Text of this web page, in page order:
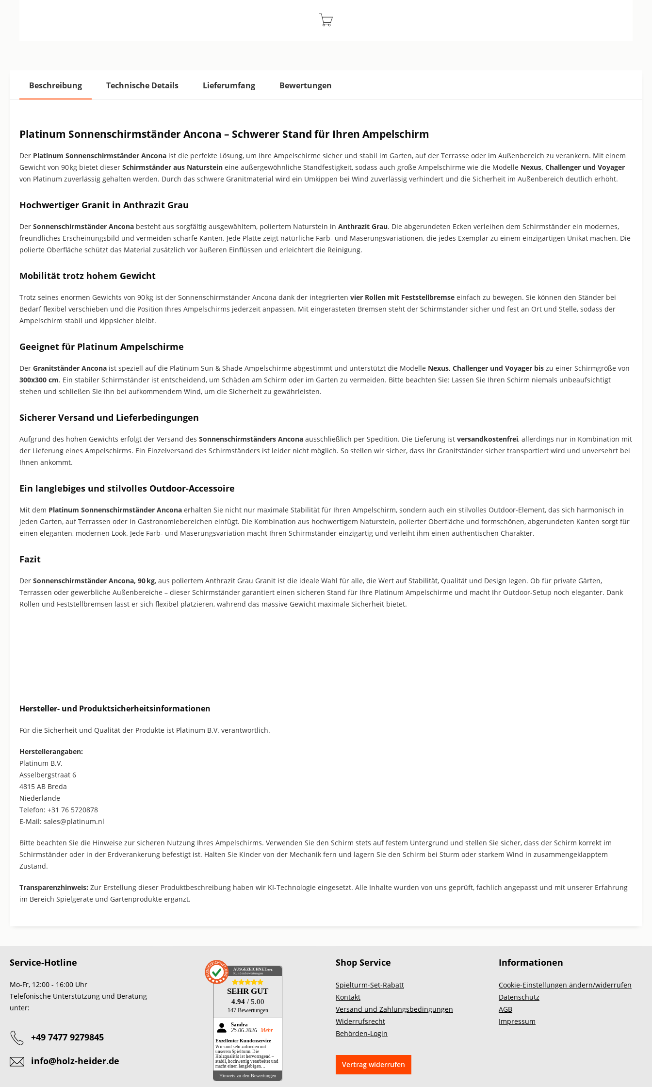
Beschreibung Technische Details Lieferumfang Bewertungen
Platinum Sonnenschirmständer Ancona – Schwerer Stand für Ihren Ampelschirm
Der Platinum Sonnenschirmständer Ancona ist die perfekte Lösung, um Ihre Ampelschirme sicher und stabil im Garten, auf der Terrasse oder im Außenbereich zu verankern. Mit einem
Gewicht von 90 kg bietet dieser Schirmständer aus Naturstein eine außergewöhnliche Standfestigkeit, sodass auch große Ampelschirme wie die Modelle Nexus, Challenger und Voyager
von Platinum zuverlässig gehalten werden. Durch das schwere Granitmaterial wird ein Umkippen bei Wind zuverlässig verhindert und die Sicherheit im Außenbereich deutlich erhöht.
Hochwertiger Granit in Anthrazit Grau
Der Sonnenschirmständer Ancona besteht aus sorgfältig ausgewähltem, poliertem Naturstein in Anthrazit Grau. Die abgerundeten Ecken verleihen dem Schirmständer ein modernes,
freundliches Erscheinungsbild und vermeiden scharfe Kanten. Jede Platte zeigt natürliche Farb- und Maserungsvariationen, die jedes Exemplar zu einem einzigartigen Unikat machen. Die
polierte Oberfläche schützt das Material zusätzlich vor äußeren Einflüssen und erleichtert die Reinigung.
Mobilität trotz hohem Gewicht
Trotz seines enormen Gewichts von 90 kg ist der Sonnenschirmständer Ancona dank der integrierten vier Rollen mit Feststellbremse einfach zu bewegen. Sie können den Ständer bei
Bedarf flexibel verschieben und die Position Ihres Ampelschirms jederzeit anpassen. Mit eingerasteten Bremsen steht der Schirmständer sicher und fest an Ort und Stelle, sodass der
Ampelschirm stabil und kippsicher bleibt.
Geeignet für Platinum Ampelschirme
Der Granitständer Ancona ist speziell auf die Platinum Sun & Shade Ampelschirme abgestimmt und unterstützt die Modelle Nexus, Challenger und Voyager bis zu einer Schirmgröße von
300x300 cm. Ein stabiler Schirmständer ist entscheidend, um Schäden am Schirm oder im Garten zu vermeiden. Bitte beachten Sie: Lassen Sie Ihren Schirm niemals unbeaufsichtigt
stehen und schließen Sie ihn bei aufkommendem Wind, um die Sicherheit zu gewährleisten.
Sicherer Versand und Lieferbedingungen
Aufgrund des hohen Gewichts erfolgt der Versand des Sonnenschirmständers Ancona ausschließlich per Spedition. Die Lieferung ist versandkostenfrei, allerdings nur in Kombination mit
der Lieferung eines Ampelschirms. Ein Einzelversand des Schirmständers ist leider nicht möglich. So stellen wir sicher, dass Ihr Granitständer sicher transportiert wird und unversehrt bei
Ihnen ankommt.
Ein langlebiges und stilvolles Outdoor-Accessoire
Mit dem Platinum Sonnenschirmständer Ancona erhalten Sie nicht nur maximale Stabilität für Ihren Ampelschirm, sondern auch ein stilvolles Outdoor-Element, das sich harmonisch in
jeden Garten, auf Terrassen oder in Gastronomiebereichen einfügt. Die Kombination aus hochwertigem Naturstein, polierter Oberfläche und formschönen, abgerundeten Kanten sorgt für
einen eleganten, modernen Look. Jede Farb- und Maserungsvariation macht Ihren Schirmständer einzigartig und verleiht ihm einen authentischen Charakter.
Fazit
Der Sonnenschirmständer Ancona, 90 kg, aus poliertem Anthrazit Grau Granit ist die ideale Wahl für alle, die Wert auf Stabilität, Qualität und Design legen. Ob für private Gärten,
Terrassen oder gewerbliche Außenbereiche – dieser Schirmständer garantiert einen sicheren Stand für Ihre Platinum Ampelschirme und macht Ihr Outdoor-Setup noch eleganter. Dank
Rollen und Feststellbremsen lässt er sich flexibel platzieren, während das massive Gewicht maximale Sicherheit bietet.
Hersteller- und Produktsicherheitsinformationen
Für die Sicherheit und Qualität der Produkte ist Platinum B.V. verantwortlich.
Herstellerangaben:
Platinum B.V.
Asselbergstraat 6
4815 AB Breda
Niederlande
Telefon: +31 76 5720878
E-Mail: sales@platinum.nl
Bitte beachten Sie die Hinweise zur sicheren Nutzung Ihres Ampelschirms. Verwenden Sie den Schirm stets auf festem Untergrund und stellen Sie sicher, dass der Schirm korrekt im
Schirmständer oder in der Erdverankerung befestigt ist. Halten Sie Kinder von der Mechanik fern und lagern Sie den Schirm bei Sturm oder starkem Wind in zusammengeklapptem
Zustand.
Transparenzhinweis: Zur Erstellung dieser Produktbeschreibung haben wir KI-Technologie eingesetzt. Alle Inhalte wurden von uns geprüft, fachlich angepasst und mit unserer Erfahrung
im Bereich Spielgeräte und Gartenprodukte ergänzt.
Service-Hotline
Mo-Fr, 12:00 - 16:00 Uhr
Telefonische Unterstützung und Beratung
unter:
+49 7477 9279845
info@holz-heider.de
AUSGEZEICHNET.org
Kundenbewertungen
SEHR GUT
4.94 / 5.00
147 Bewertungen
Sandra
25.06.2026 Mehr
Exzellenter Kundenservice
Wir sind sehr zufrieden mit
unserem Spielturm. Die
Holzqualität ist hervorragend –
stabil, hochwertig verarbeitet und
macht einen langlebigen
Eindruck. Besonders hervorheben
möchten wir jedoch die exzellente
Kundenbetreuung. Während des
Hinweis zu den Bewertungen
Shop Service
Spielturm-Set-Rabatt
Kontakt
Versand und Zahlungsbedingungen
Widerrufsrecht
Behörden-Login
Vertrag widerrufen
Informationen
Cookie-Einstellungen ändern/widerrufen
Datenschutz
AGB
Impressum